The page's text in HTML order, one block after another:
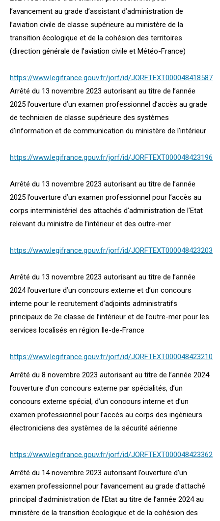
l’avancement au grade d’assistant d’administration de
l’aviation civile de classe supérieure au ministère de la
transition écologique et de la cohésion des territoires
(direction générale de l’aviation civile et Météo-France)
https://www.legifrance.gouv.fr/jorf/id/JORFTEXT000048418587
Arrêté du 13 novembre 2023 autorisant au titre de l’année
2025 l’ouverture d’un examen professionnel d’accès au grade
de technicien de classe supérieure des systèmes
d’information et de communication du ministère de l’intérieur
https://www.legifrance.gouv.fr/jorf/id/JORFTEXT000048423196
Arrêté du 13 novembre 2023 autorisant au titre de l’année
2025 l’ouverture d’un examen professionnel pour l’accès au
corps interministériel des attachés d’administration de l’Etat
relevant du ministre de l’intérieur et des outre-mer
https://www.legifrance.gouv.fr/jorf/id/JORFTEXT000048423203
Arrêté du 13 novembre 2023 autorisant au titre de l’année
2024 l’ouverture d’un concours externe et d’un concours
interne pour le recrutement d’adjoints administratifs
principaux de 2e classe de l’intérieur et de l’outre-mer pour les
services localisés en région Ile-de-France
https://www.legifrance.gouv.fr/jorf/id/JORFTEXT000048423210
Arrêté du 8 novembre 2023 autorisant au titre de l’année 2024
l’ouverture d’un concours externe par spécialités, d’un
concours externe spécial, d’un concours interne et d’un
examen professionnel pour l’accès au corps des ingénieurs
électroniciens des systèmes de la sécurité aérienne
https://www.legifrance.gouv.fr/jorf/id/JORFTEXT000048423362
Arrêté du 14 novembre 2023 autorisant l’ouverture d’un
examen professionnel pour l’avancement au grade d’attaché
principal d’administration de l’Etat au titre de l’année 2024 au
ministère de la transition écologique et de la cohésion des